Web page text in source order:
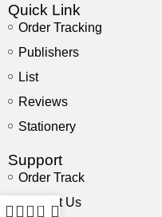
Quick Link
Order Tracking
Publishers
List
Reviews
Stationery
Support
Order Track
Contact Us
0